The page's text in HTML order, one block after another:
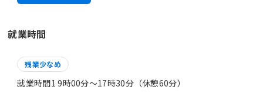
就業時間
残業少なめ
就業時間1 9時00分〜17時30分（休憩60分）